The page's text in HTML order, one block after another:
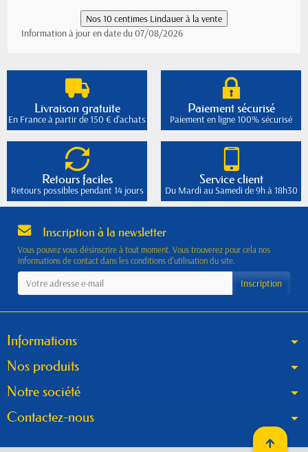
Information à jour en date du 07/08/2026
Livraison gratuite
En France à partir de 150 € d'achats
Paiement sécurisé
Paiement en ligne 100% sécurisé
Retours faciles
Retours possibles pendant 14 jours
Service client
Du Mardi au Samedi de 9h à 18h30
Inscription à la newsletter
Vous pouvez vous désinscrire à tout moment. Vous trouverez pour cela nos
informations de contact dans les conditions d'utilisation du site.
Informations
Nos produits
Notre société
Contactez-nous